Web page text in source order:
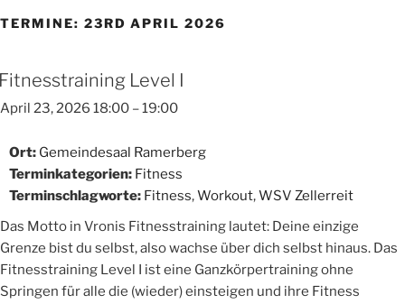
TERMINE: 23RD APRIL 2026
Level I
April 23, 2026 18:00 –19:00
Ort: Gemeindesaal Ramerberg
Terminkategorien: Fitness
Terminschlagworte: Fitness,Workout,WSV Zellerreit
Das Motto in Vronis Fitnesstraining lautet: Deine einzige
Grenze bist du selbst, also wachse über dich selbst hinaus. Das
Fitnesstraining Level I ist eine Ganzkörpertraining ohne
Springen für alle die (wieder) einsteigen und ihre Fitness